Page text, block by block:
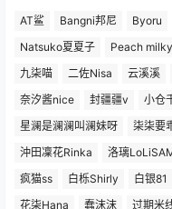
AT鲨 Bangni邦尼 Byoru
Natsuko夏夏子
Peach milky
九柒喵
二佐Nisa 云溪溪
奈汐酱nice
封疆疆v 小仓
星澜是澜澜叫澜妹呀
柒柒要
沖田凜花Rinka
洛璃
疯猫ss
白栎Shirly 白银81
花柒Hana
蠢沫沫 过期米